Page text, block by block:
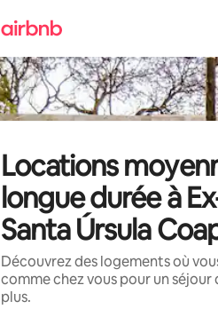
Locations
longue durée à
Santa Úrsula
Découvrez des logements où
comme chez vous pour un séjour
plus.